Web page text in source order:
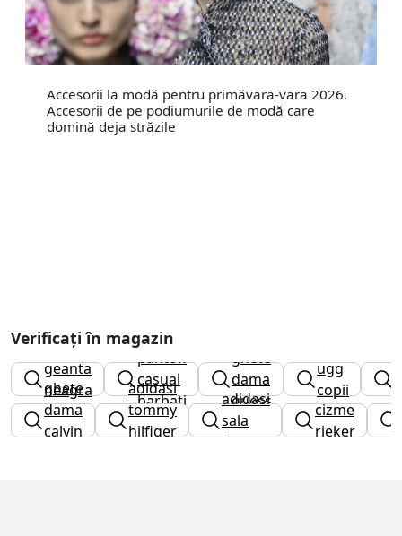
Accesorii la modă pentru primăvara-vara 2026.
Accesorii de pe podiumurile de modă care
domină deja străzile
Verificați în magazin
geanta
neagra
pantofi
casual
barbati
ghete
dama
guess
ugg
copii
ghete
dama
calvin
adidasi
tommy
hilfiger
adidasi
sala
dama
cizme
rieker